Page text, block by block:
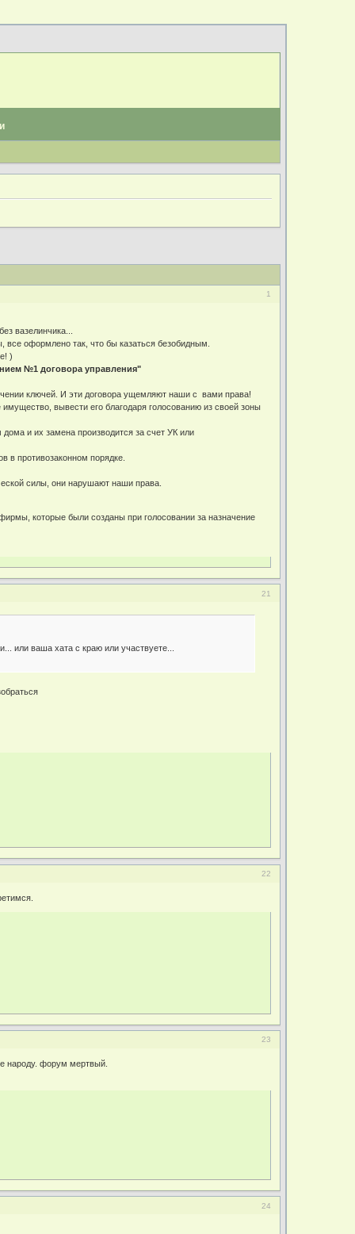
1
вазелинчика...
все оформлено так, что бы казаться безобидным.
)
№1 договора управления"
ключей. И эти договора ущемляют наши с вами права!
вывести его благодаря голосованию из своей зоны
и их замена производится за счет УК или
в противозаконном порядке.
силы, они нарушают наши права.
которые были созданы при голосовании за назначение
21
или ваша хата с краю или участвуете...
22
23
народу. форум мертвый.
24